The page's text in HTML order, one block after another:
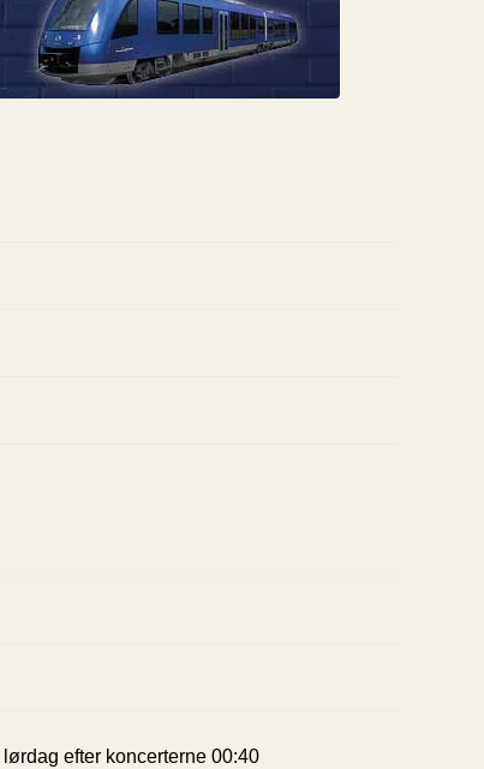
efter koncerterne 00:40